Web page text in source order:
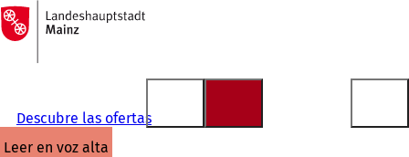
Saltar al contenido
A
la
página
Descubre las ofertas
leer en voz alta